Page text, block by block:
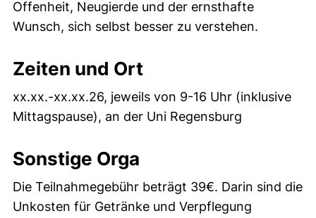
Offenheit, Neugierde und der ernsthafte
Wunsch, sich selbst besser zu verstehen.
Zeiten und Ort
xx.xx.-xx.xx.26, jeweils von 9-16 Uhr (inklusive
Mittagspause), an der Uni Regensburg
Sonstige Orga
Die Teilnahmegebühr beträgt 39€. Darin sind die
Unkosten für Getränke und Verpflegung